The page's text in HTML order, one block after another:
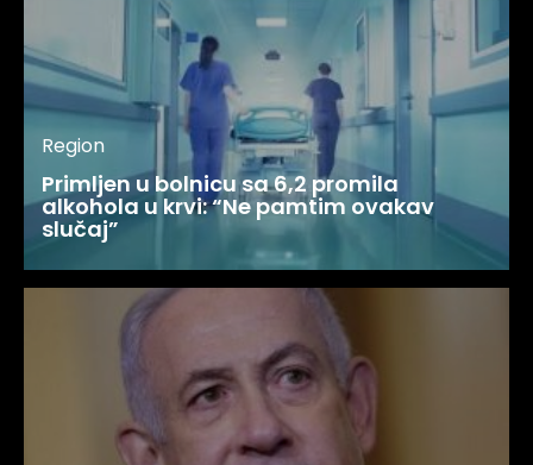
Region
Primljen u bolnicu sa 6,2 promila
alkohola u krvi: “Ne pamtim ovakav
slučaj”